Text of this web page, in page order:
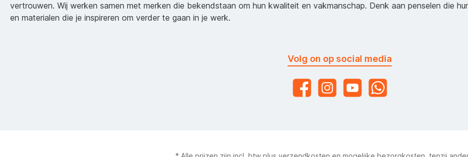
vertrouwen. Wij werken samen met merken die bekendstaan om hun kwaliteit en vakmanschap. Denk aan penselen die
en materialen die je inspireren om verder te gaan in je werk.
Volg on op social media